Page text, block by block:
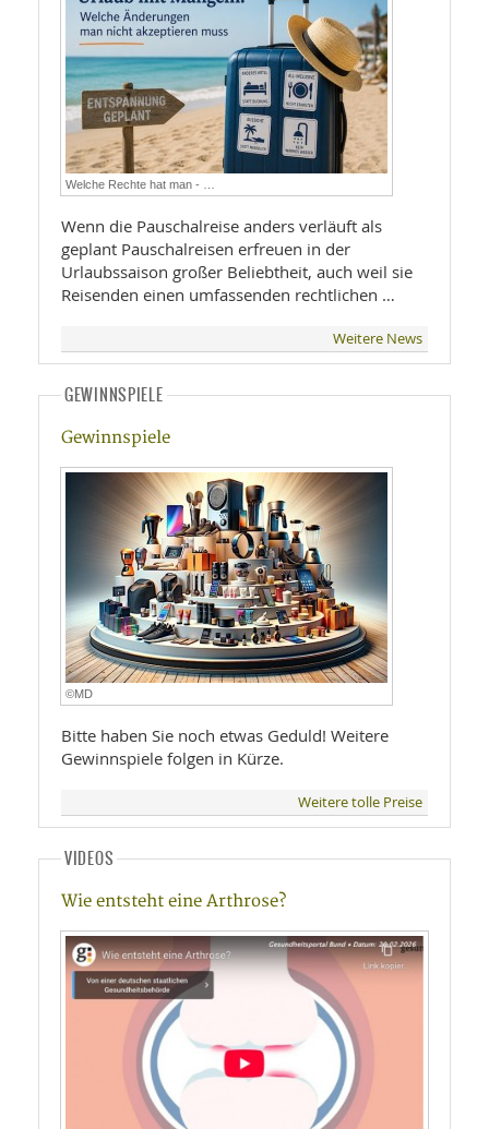
Welche Rechte hat man - …
Wenn die Pauschalreise anders verläuft als
geplant Pauschalreisen erfreuen in der
Urlaubssaison großer Beliebtheit, auch weil sie
Reisenden einen umfassenden rechtlichen …
Weitere News
GEWINNSPIELE
Gewinnspiele
©MD
Bitte haben Sie noch etwas Geduld! Weitere
Gewinnspiele folgen in Kürze.
Weitere tolle Preise
VIDEOS
Wie entsteht eine Arthrose?